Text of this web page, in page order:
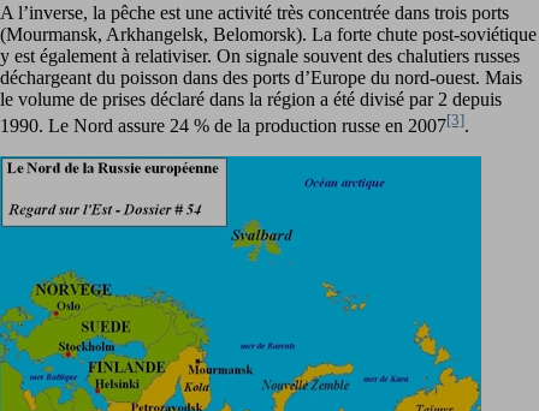
A l’inverse, la pêche est une activité très concentrée dans trois ports
(Mourmansk, Arkhangelsk, Belomorsk). La forte chute post-soviétique
y est également à relativiser. On signale souvent des chalutiers russes
déchargeant du poisson dans des ports d’Europe du nord-ouest. Mais
le volume de prises déclaré dans la région a été divisé par 2 depuis
1990. Le Nord assure 24 % de la production russe en 2007[3].